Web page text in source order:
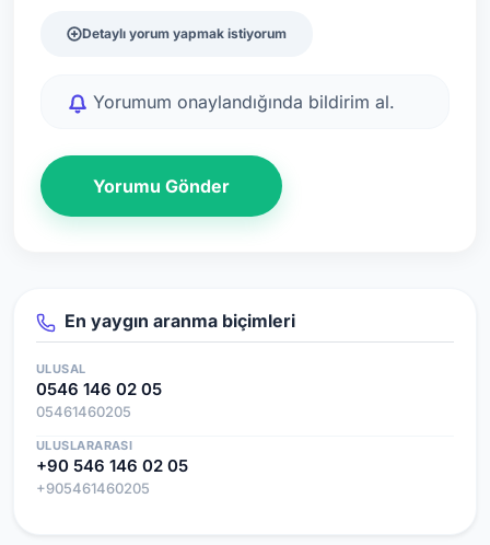
Detaylı yorum yapmak istiyorum
Yorumum onaylandığında bildirim al.
Yorumu Gönder
En yaygın aranma biçimleri
ULUSAL
0546 146 02 05
05461460205
ULUSLARARASI
+90 546 146 02 05
+905461460205